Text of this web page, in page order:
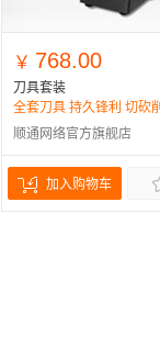
￥ 768.00
刀具套装
顺通网络官方旗舰店
加入购物车